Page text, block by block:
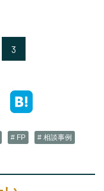
3
# FP # 相談事例